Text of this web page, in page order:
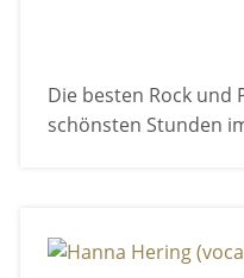
Die besten Rock und
schönsten Stunden